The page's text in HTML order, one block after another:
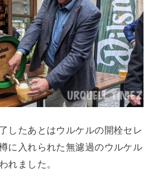
したあとはウルケルの開栓セレ
に入れられた無濾過のウルケル
れました。